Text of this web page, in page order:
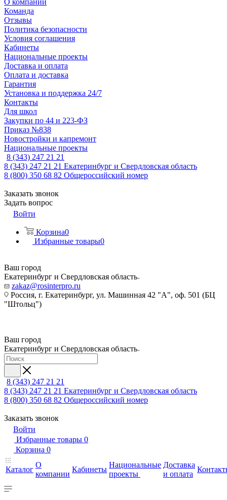
О компании
Команда
Отзывы
Политика безопасности
Условия соглашения
Кабинеты
Национальные проекты
Доставка и оплата
Оплата и доставка
Гарантия
Установка и поддержка 24/7
Контакты
Для школ
Закупки по 44 и 223-ФЗ
Приказ №838
Новостройки и капремонт
Национальные проекты
8 (343) 247 21 21
8 (343) 247 21 21 Екатеринбург и Свердловская область
8 (800) 350 68 82 Общероссийский номер
Заказать звонок
Задать вопрос
Войти
Корзина0
Избранные товары0
Ваш город
Екатеринбург и Свердловская область
zakaz@rosinterpro.ru
Россия, г. Екатеринбург, ул. Машинная 42 "А", оф. 501 (БЦ
"Штольц")
Ваш город
Екатеринбург и Свердловская область
8 (343) 247 21 21
8 (343) 247 21 21 Екатеринбург и Свердловская область
8 (800) 350 68 82 Общероссийский номер
Заказать звонок
Войти
Избранные товары 0
Корзина 0
Каталог
О
компании
Кабинеты
Национальные
проекты
Доставка
и оплата